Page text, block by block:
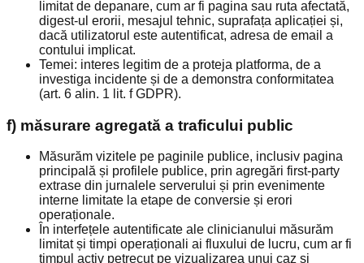
limitat de depanare, cum ar fi pagina sau ruta afectată,
digest-ul erorii, mesajul tehnic, suprafața aplicației și,
dacă utilizatorul este autentificat, adresa de email a
contului implicat.
Temei: interes legitim de a proteja platforma, de a
investiga incidente și de a demonstra conformitatea
(art. 6 alin. 1 lit. f GDPR).
f) măsurare agregată a traficului public
Măsurăm vizitele pe paginile publice, inclusiv pagina
principală și profilele publice, prin agregări first-party
extrase din jurnalele serverului și prin evenimente
interne limitate la etape de conversie și erori
operaționale.
În interfețele autentificate ale clinicianului măsurăm
limitat și timpi operaționali ai fluxului de lucru, cum ar fi
timpul activ petrecut pe vizualizarea unui caz și